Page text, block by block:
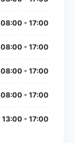
08:00 - 17:00
08:00 - 17:00
08:00 - 17:00
08:00 - 17:00
13:00 - 17:00